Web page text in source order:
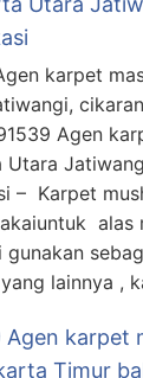
karpet
Agen
Utara
– Karpet
alas
gunakan
lainnya ,
Agen karpet
Timur